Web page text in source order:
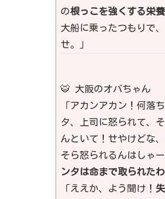
の根っこを強くする栄養
大船に乗ったつもりで
せ。」
🐯 大阪のオバちゃん
「アカンアカン！何落
タ、上司に怒られて、
んといて！せやけどな
そら怒られるんはしゃ
ンタは命まで取られた
「ええか、よう聞け！